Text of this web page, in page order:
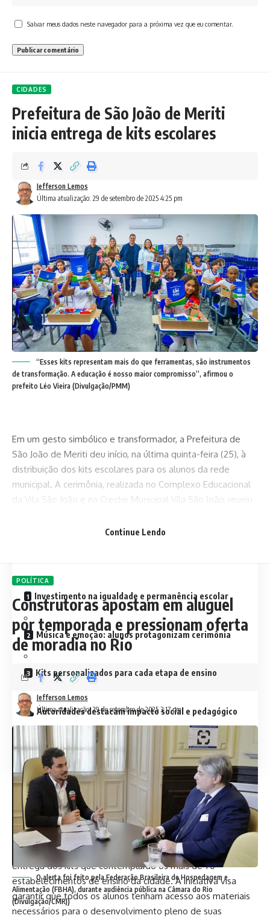
Salvar meus dados neste navegador para a próxima vez que eu comentar.
CIDADES
Prefeitura de São João de Meriti
inicia entrega de kits escolares
Última atualização: 29 de setembro de 2025 4:25 pm
Jefferson Lemos
“Esses kits representam mais do que ferramentas, são instrumentos
de transformação. A educação é nosso maior compromisso”, afirmou o
prefeito Léo Vieira (Divulgação/PMM)
Em um gesto simbólico e transformador, a Prefeitura de
São João de Meriti deu início, na última quinta-feira (25), à
distribuição dos kits escolares para os alunos da rede
municipal. A cerimônia, realizada no Complexo Educacional
da Vila São João e na Creche Municipal Vila São João, reuniu
momento de celebração e esperança.
Investimento na igualdade e permanência escolar
Música e emoção: alunos protagonizam cerimônia
Kits personalizados para cada etapa de ensino
Autoridades destacam impacto social e pedagógico
Famílias celebram apoio e incentivo
Investimento na igualdade e permanência
escolar
Com a presença do prefeito Léo Vieira, da vice-prefeita Dra.
Letícia Costa, e dos secretários Eneila Lucas (Educação) e
Leonardo Vieira (Habitação), o evento marcou o início da
entrega dos kits que contemplarão os mais de 70
estabelecimentos de ensino da cidade. A iniciativa visa
garantir que todos os alunos tenham acesso aos materiais
necessários para o desenvolvimento pleno de suas
Continue Lendo
POLÍTICA
Construtoras apostam em aluguel
por temporada e pressionam oferta
de moradia no Rio
Última atualização: 29 de setembro de 2025 3:17 pm
Jefferson Lemos
O alerta foi feito pela Federação Brasileira de Hospedagem e
Alimentação (FBHA), durante audiência pública na Câmara do Rio
(Divulgação/CMRJ)